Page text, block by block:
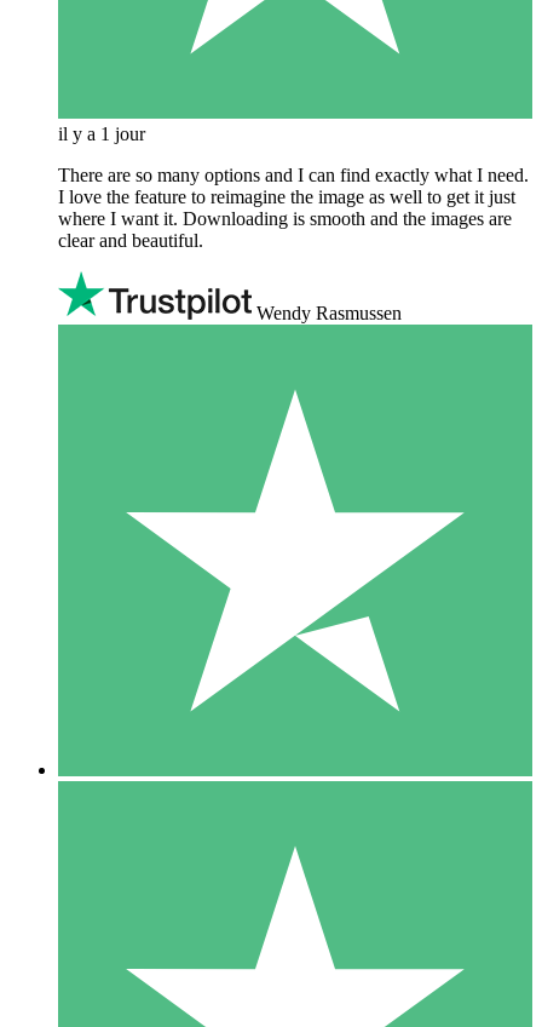
il y a 1 jour
There are so many options and I can find exactly what I need.
I love the feature to reimagine the image as well to get it just
where I want it. Downloading is smooth and the images are
clear and beautiful.
Wendy Rasmussen